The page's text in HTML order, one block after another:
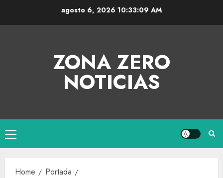
agosto 6, 2026 10:33:09 AM
ZONA ZERO
NOTICIAS
Home
Portada